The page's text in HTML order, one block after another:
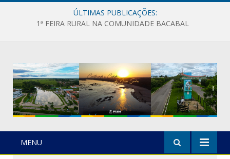
ÚLTIMAS PUBLICAÇÕES:
1ª FEIRA RURAL NA COMUNIDADE BACABAL
MENU